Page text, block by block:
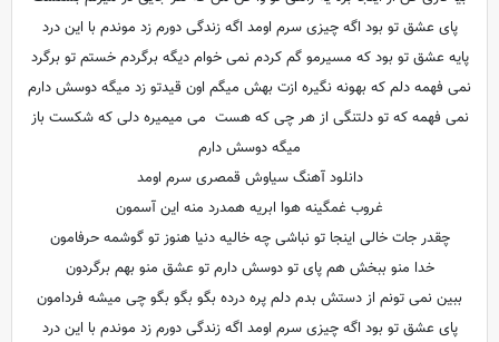
پای عشق تو بود اگه چیزی سرم اومد اگه زندگی دورم زد موندم با این درد
پایه عشق تو بود که مسیرمو گم کردم نمی خوام دیگه برگردم خستم تو برگرد
نمی فهمه دلم که بهونه نگیره ازت بهش میگم اون قیدتو زد میگه دوسش دارم
نمی فهمه که تو دلتنگی از هر چی که هست می میمیره دلی که شکست باز
میگه دوسش دارم
دانلود آهنگ سیاوش قمصری سرم اومد
غروب غمگینه هوا ابریه همدرد منه این آسمون
چقدر جات خالی اینجا تو نباشی چه خالیه دنیا هنوز تو گوشمه حرفامون
خدا منو ببخش هم پای تو دوسش دارم تو عشق منو بهم برگردون
ببین نمی تونم از دستش بدم دلم پره درده بگو بگو بگو چی میشه فردامون
پای عشق تو بود اگه چیزی سرم اومد اگه زندگی دورم زد موندم با این درد